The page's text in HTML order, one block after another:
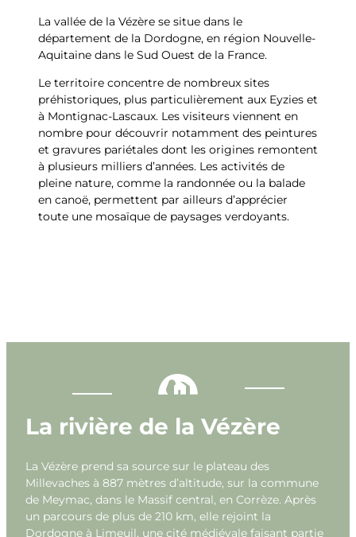
La vallée de la Vézère se situe dans le
département de la Dordogne, en région Nouvelle-
Aquitaine dans le Sud Ouest de la France.
Le territoire concentre de nombreux sites
préhistoriques, plus particulièrement aux Eyzies et
à Montignac-Lascaux. Les visiteurs viennent en
nombre pour découvrir notamment des peintures
et gravures pariétales dont les origines remontent
à plusieurs milliers d’années. Les activités de
pleine nature, comme la randonnée ou la balade
en canoë, permettent par ailleurs d’apprécier
toute une mosaïque de paysages verdoyants.
La rivière de la Vézère
La Vézère prend sa source sur le plateau des
Millevaches à 887 mètres d’altitude, sur la commune
de Meymac, dans le Massif central, en Corrèze. Après
un parcours de plus de 210 km, elle rejoint la
Dordogne à Limeuil, une cité médiévale faisant partie